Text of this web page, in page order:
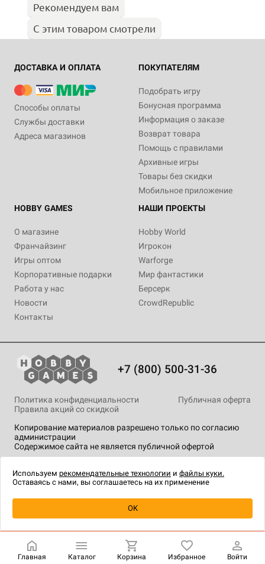
Купить| 1 490 ₽
Рекомендуем вам
С этим товаром смотрели
ДОСТАВКА И ОПЛАТА
Способы оплаты
Службы доставки
Адреса магазинов
ПОКУПАТЕЛЯМ
Подобрать игру
Бонусная программа
Информация о заказе
Возврат товара
Помощь с правилами
Архивные игры
Товары без скидки
Мобильное приложение
HOBBY GAMES
О магазине
Франчайзинг
Игры оптом
Корпоративные подарки
Работа у нас
Новости
Контакты
НАШИ ПРОЕКТЫ
Hobby World
Игрокон
Warforge
Мир фантастики
Берсерк
CrowdRepublic
+7 (800) 500-31-36
Копирование материалов разрешено только по согласию
администрации
Содержимое сайта не является публичной офертой
Политика конфиденциальности
Публичная оферта
Правила акций со скидкой
технологии.
Главная Каталог Корзина Избранное Войти
Используем рекомендательные технологии и файлы куки.
Оставаясь с нами, вы соглашаетесь на их применение
OK